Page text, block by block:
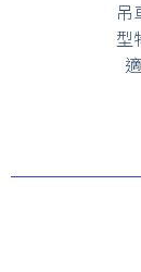
吊
型